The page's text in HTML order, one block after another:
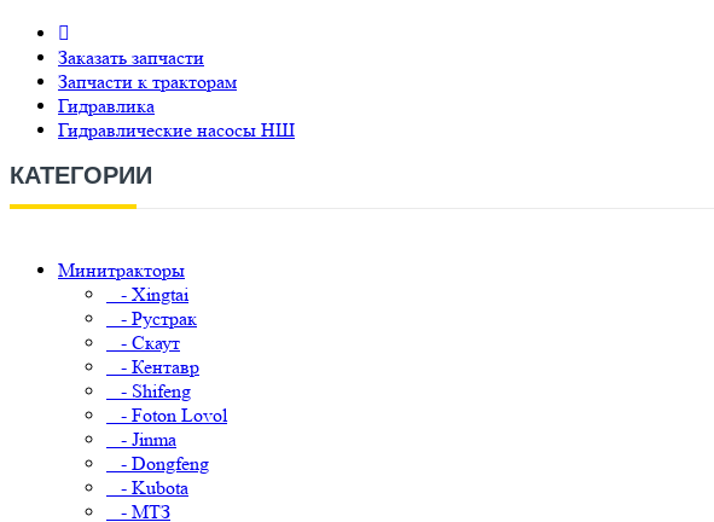
Заказать запчасти
Запчасти к тракторам
Гидравлика
Гидравлические насосы НШ
КАТЕГОРИИ
Минитракторы
- Xingtai
- Рустрак
- Скаут
- Кентавр
- Shifeng
- Foton Lovol
- Jinma
- Dongfeng
- Kubota
- МТЗ